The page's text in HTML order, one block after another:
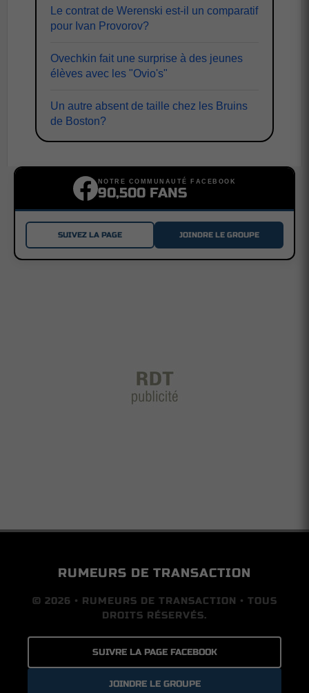
Le contrat de Werenski est-il un comparatif
pour Ivan Provorov?
Ovechkin fait une surprise à des jeunes
élèves avec les "Ovio's"
Un autre absent de taille chez les Bruins
de Boston?
NOTRE COMMUNAUTÉ FACEBOOK
90,500 FANS
SUIVEZ LA PAGE JOINDRE LE GROUPE
RUMEURS DE TRANSACTION
© 2026 • RUMEURS DE TRANSACTION • TOUS
DROITS RÉSERVÉS.
SUIVRE LA PAGE FACEBOOK
JOINDRE LE GROUPE